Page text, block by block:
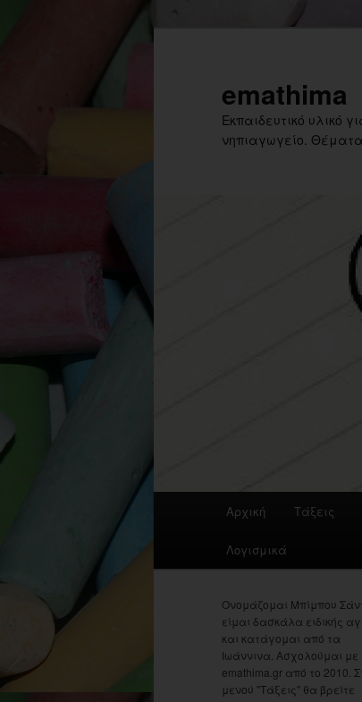
emathima
Εκπαιδευτικό υλικό
νηπιαγωγείο. Θέματα
Αρχική Τάξεις
Λογισμικά
Ονομάζομαι Μπίμπου
είμαι δασκάλα ειδικής
και κατάγομαι από τα
Ιωάννινα. Ασχολούμαι με
emathima.gr από το 2010.
μενού "Τάξεις" θα βρείτε